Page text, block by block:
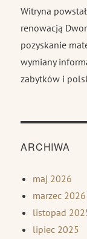
Witryna
renowacją
pozyskanie
wymiany
zabytków i
ARCHIWA
maj 2026
marzec 2026
listopad
lipiec 2025